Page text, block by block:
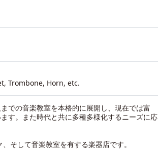
Trombone, Horn, etc.
での音楽教室を本格的に展開し、現在では富
す。また時代と共に多種多様化するニーズに応
そして音楽教室を有する楽器店です。